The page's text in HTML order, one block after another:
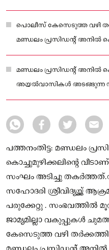
പൊലീസ് കേസെടുത്ത വഴി
മണ്ഡലം പ്രസിഡന്റ് അനിൽ
അയൽവാസികളും തമ്മിൽ
മണ്ഡലം പ്രസിഡന്റ് അനിൽ
അയൽവാസികൾ അടങ്ങുന്ന
പത്തനംതിട്ട: മണ്ഡലം
കൊച്ചുമുഴിക്കലിന്റെ
സംഘം അടിച്ചു
സഹോദരി ശ്രീവിദ്യയ്ക്ക്
പരുക്കേറ്റു . സംഭവത്തിൽ
ജാമ്യമില്ലാ വകുപ്പുകൾ
കേസെടുത്ത വഴി